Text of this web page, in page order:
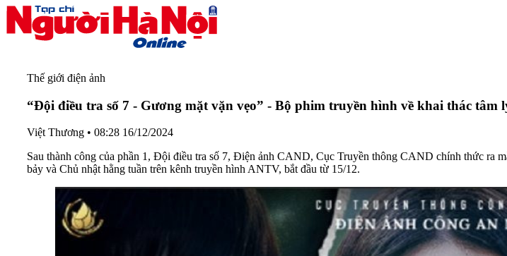
Thế giới điện ảnh
“Đội điều tra số 7 - Gương mặt vặn vẹo” - Bộ phim truyền hình về khai thác tâm
Việt Thương • 08:28 16/12/2024
Sau thành công của phần 1, Đội điều tra số 7, Điện ảnh CAND, Cục Truyền thông CAND chính thức ra
bảy và Chủ nhật hằng tuần trên kênh truyền hình ANTV, bắt đầu từ 15/12.